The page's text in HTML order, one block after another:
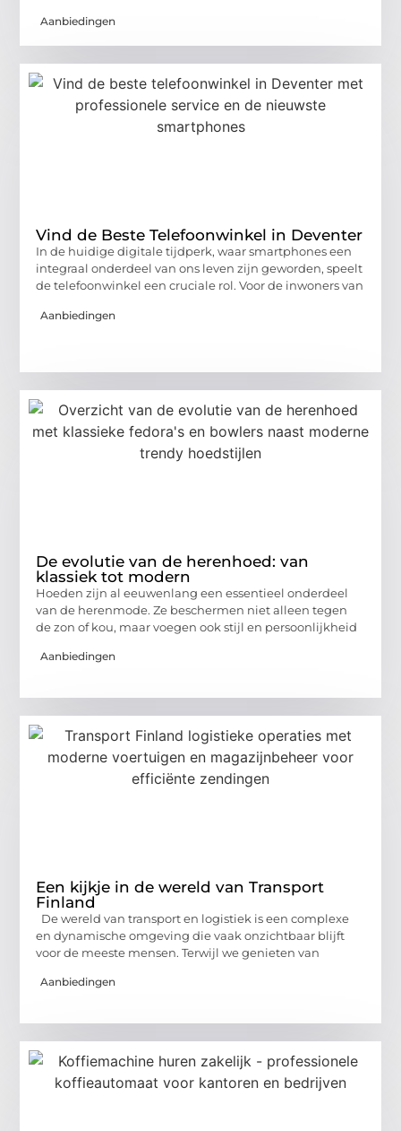
Aanbiedingen
Vind de Beste Telefoonwinkel in Deventer
In de huidige digitale tijdperk, waar smartphones een
integraal onderdeel van ons leven zijn geworden, speelt
de telefoonwinkel een cruciale rol. Voor de inwoners van
Aanbiedingen
De evolutie van de herenhoed: van
klassiek tot modern
Hoeden zijn al eeuwenlang een essentieel onderdeel
van de herenmode. Ze beschermen niet alleen tegen
de zon of kou, maar voegen ook stijl en persoonlijkheid
Aanbiedingen
Een kijkje in de wereld van Transport
Finland
De wereld van transport en logistiek is een complexe
en dynamische omgeving die vaak onzichtbaar blijft
voor de meeste mensen. Terwijl we genieten van
Aanbiedingen